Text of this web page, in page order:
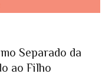
Separado da
ao Filho